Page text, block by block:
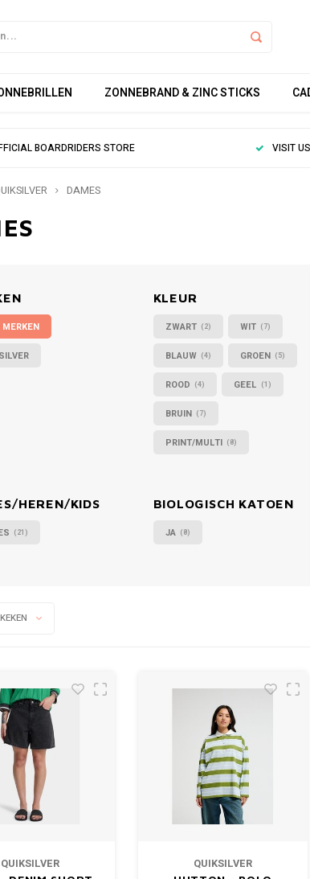
ZONNEBRAND & ZINC STICKS
BOARDRIDERS STORE VISIT
DAMES
KLEUR
ZWART (2) WIT (7)
BLAUW (4) GROEN (5)
ROOD (4) GEEL (1)
BRUIN (7)
PRINT/MULTI (8)
HEREN/KIDS
(21)
BIOLOGISCH KATOEN
JA (8)
QUIKSILVER QUIKSILVER